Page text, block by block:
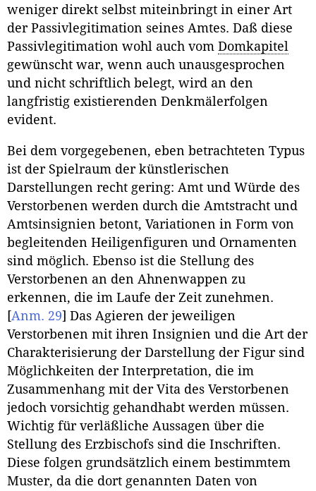
weniger direkt selbst miteinbringt in einer Art
der Passivlegitimation seines Amtes. Daß diese
Passivlegitimation wohl auch vom Domkapitel
gewünscht war, wenn auch unausgesprochen
und nicht schriftlich belegt, wird an den
langfristig existierenden Denkmälerfolgen
evident.
Bei dem vorgegebenen, eben betrachteten Typus
ist der Spielraum der künstlerischen
Darstellungen recht gering: Amt und Würde des
Verstorbenen werden durch die Amtstracht und
Amtsinsignien betont, Variationen in Form von
begleitenden Heiligenfiguren und Ornamenten
sind möglich. Ebenso ist die Stellung des
Verstorbenen an den Ahnenwappen zu
erkennen, die im Laufe der Zeit zunehmen.
[Anm. 29] Das Agieren der jeweiligen
Verstorbenen mit ihren Insignien und die Art der
Charakterisierung der Darstellung der Figur sind
Möglichkeiten der Interpretation, die im
Zusammenhang mit der Vita des Verstorbenen
jedoch vorsichtig gehandhabt werden müssen.
Wichtig für verläßliche Aussagen über die
Stellung des Erzbischofs sind die Inschriften.
Diese folgen grundsätzlich einem bestimmtem
Muster, da die dort genannten Daten von